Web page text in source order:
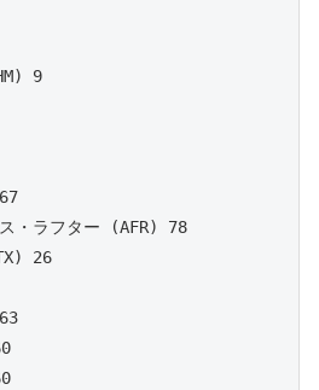
9
・ラフター (AFR) 78
26